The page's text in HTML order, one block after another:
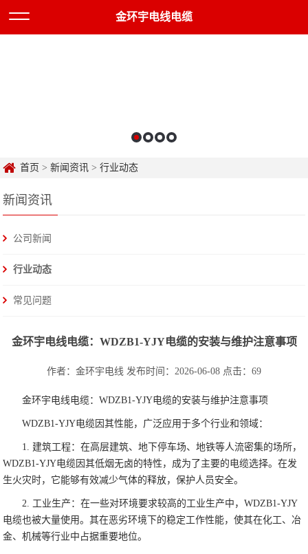
金环宇电线电缆
首页 >新闻资讯 >行业动态
新闻资讯
公司新闻
行业动态
常见问题
金环宇电线电缆：WDZB1-YJY电缆的安装与维护注意事项
作者： 金环宇电线 发布时间：2026-06-08 点击： 69
金环宇电线电缆：WDZB1-YJY电缆的安装与维护注意事项
WDZB1-YJY电缆因其性能，广泛应用于多个行业和领域：
1. 建筑工程：在高层建筑、地下停车场、地铁等人流密集的场所，
WDZB1-YJY电缆因其低烟无卤的特性，成为了主要的电缆选择。在发
生火灾时，它能够有效减少气体的释放，保护人员安全。
2. 工业生产：在一些对环境要求较高的工业生产中，WDZB1-YJY
电缆也被大量使用。其在恶劣环境下的稳定工作性能，使其在化工、冶
金、机械等行业中占据重要地位。